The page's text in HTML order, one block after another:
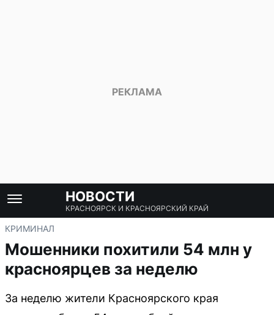
НОВОСТИ
КРАСНОЯРСК И КРАСНОЯРСКИЙ КРАЙ
КРИМИНАЛ
Мошенники похитили 54 млн у
красноярцев за неделю
За неделю жители Красноярского края